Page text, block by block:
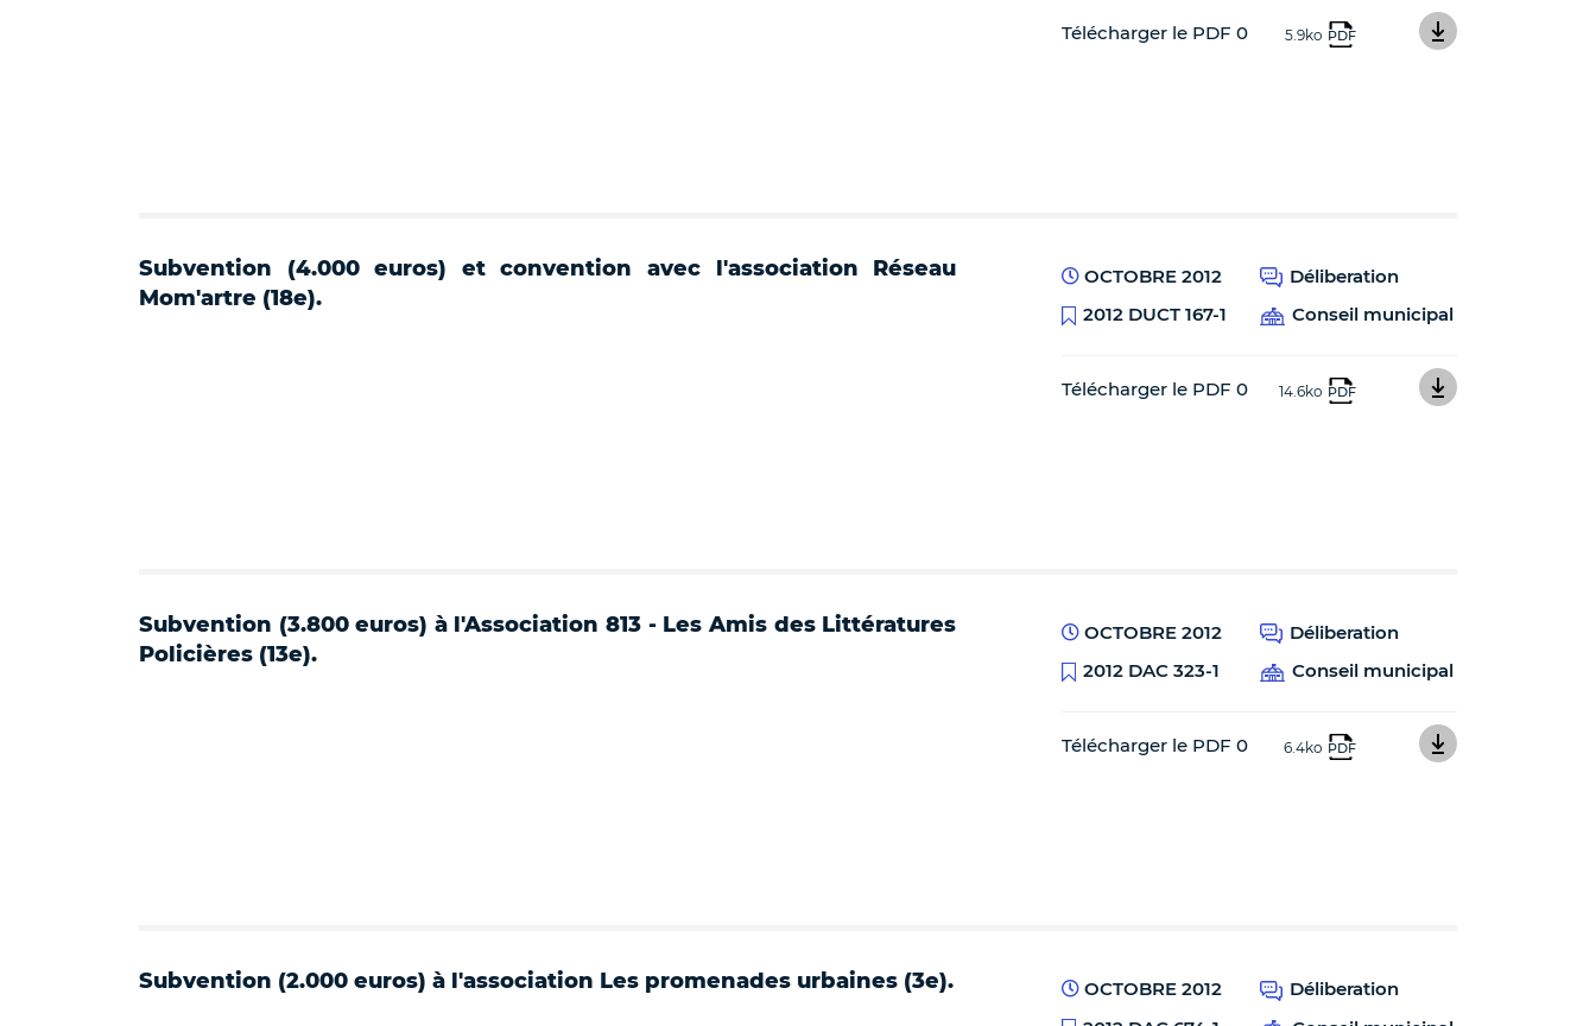
Télécharger le PDF 0 5.9ko PDF
Subvention (4.000 euros) et convention avec l'association Réseau
Mom'artre (18e).
OCTOBRE 2012
Déliberation
2012 DUCT 167-1
Conseil municipal
Télécharger le PDF 0 14.6ko PDF
Subvention (3.800 euros) à l'Association 813 - Les Amis des Littératures
Policières (13e).
OCTOBRE 2012
Déliberation
2012 DAC 323-1
Conseil municipal
Télécharger le PDF 0 6.4ko PDF
Subvention (2.000 euros) à l'association Les promenades urbaines (3e). OCTOBRE 2012
Déliberation